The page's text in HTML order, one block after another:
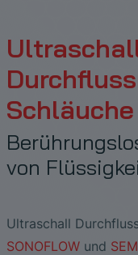
von
Ultraschall
SONOFLOW und
Processing &
Dialysemaschinen
Durchflusssensor
Herzunterstützung
SONAPHONE
SONAPHONE
SteamExpert
Druckluftanlagen
Application of
Energie in Dampf-
FAQ-L.5
FAQ-L.6
Schubplatten in